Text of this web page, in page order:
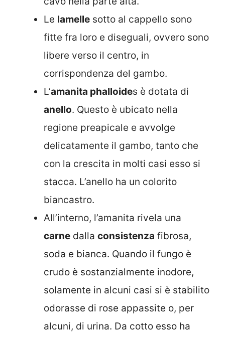
Le lamelle sotto al cappello sono
fitte fra loro e diseguali, ovvero sono
libere verso il centro, in
corrispondenza del gambo.
L’amanita phalloides è dotata di
anello. Questo è ubicato nella
regione preapicale e avvolge
delicatamente il gambo, tanto che
con la crescita in molti casi esso si
stacca. L’anello ha un colorito
biancastro.
All’interno, l’amanita rivela una
carne dalla consistenza fibrosa,
soda e bianca. Quando il fungo è
crudo è sostanzialmente inodore,
solamente in alcuni casi si è stabilito
odorasse di rose appassite o, per
alcuni, di urina. Da cotto esso ha